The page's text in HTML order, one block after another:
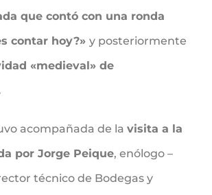
que contó con una ronda
contar hoy?» y posteriormente
«medieval» de
acompañada de la visita a la
por Jorge Peique, enólogo –
técnico de Bodegas y